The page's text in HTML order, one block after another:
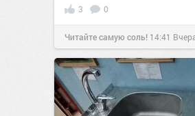
3 0
Читайте самую соль! 14:41